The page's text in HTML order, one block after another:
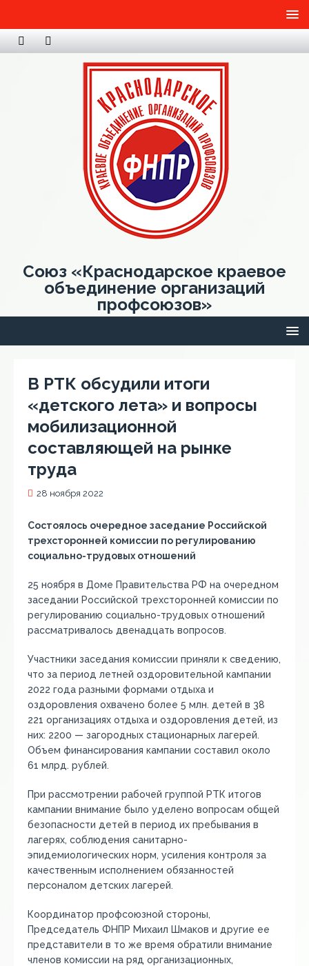
Союз «Краснодарское краевое
объединение организаций
профсоюзов»
В РТК обсудили итоги
«детского лета» и вопросы
мобилизационной
составляющей на рынке
труда
28 ноября 2022
Состоялось очередное заседание Российской
трехсторонней комиссии по регулированию
социально-трудовых отношений
25 ноября в Доме Правительства РФ на очередном
заседании Российской трехсторонней комиссии по
регулированию социально-трудовых отношений
рассматривалось двенадцать вопросов.
Участники заседания комиссии приняли к сведению,
что за период летней оздоровительной кампании
2022 года разными формами отдыха и
оздоровления охвачено более 5 млн. детей в 38
221 организациях отдыха и оздоровления детей, из
них: 2200 — загородных стационарных лагерей.
Объем финансирования кампании составил около
61 млрд. рублей.
При рассмотрении рабочей группой РТК итогов
кампании внимание было уделено вопросам общей
безопасности детей в период их пребывания в
лагерях, соблюдения санитарно-
эпидемиологических норм, усиления контроля за
качественным исполнением обязанностей
персоналом детских лагерей.
Координатор профсоюзной стороны,
Председатель ФНПР Михаил Шмаков и другие ее
представители в то же время обратили внимание
членов комиссии на ряд организационных,